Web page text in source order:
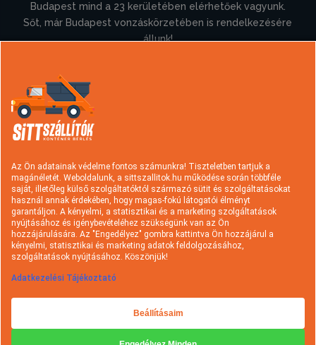
Budapest mind a 23 kerületében elérhetőek vagyunk.
Sőt, már Budapest vonzáskörzetében is rendelkezésére
állunk!
Konténer rendelés
Típusok és árak
Szolgáltatások
Hasznos információk
Gyakori kérdések
Kapcsolat
Hulladék fajták
Rakodási tudnivalók
A sittszállításról
Cégtörténet
Ajánlatkérés
Az Ön adatainak védelme fontos számunkra! Tiszteletben tartjuk a
magánéletét. Weboldalunk, a sittszallitok.hu működése során többféle
saját, illetőleg külső szolgáltatóktól származó sütit és szolgáltatásokat
használ annak érdekében, hogy magas-fokú látogatói élményt
garantáljon. A kényelmi, a statisztikai és a marketing szolgáltatások
nyújtásához és igénybevételéhez szükségünk van az Ön
hozzájárulására. Az "Engedélyez" gombra kattintva Ön hozzájárul a
kényelmi, statisztikai és marketing adatok feldolgozásához,
szolgáltatások nyújtásához. Köszönjük!
Adatkezelési Tájékoztató
Beállításaim